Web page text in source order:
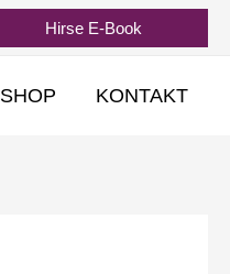
Hirse E-Book
SHOP KONTAKT